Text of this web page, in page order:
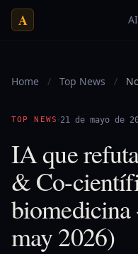
A AI
Home / Top News /
TOP NEWS ·21 de mayo de
IA que
& Co-
biomedicina
may 2026)